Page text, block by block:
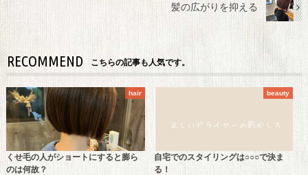
髪の広がりを抑える
RECOMMEND こちらの記事も人気です。
hair
くせ毛の人がショートにすると膨ら
のは何故？
beauty
自宅でのスタイリングは○○○で決ま
る！